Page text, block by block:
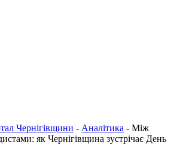
Чернігівщини - Аналітика - Між
як Чернігівщина зустрічає День